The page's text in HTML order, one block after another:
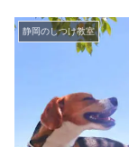
静岡のしつけ教室